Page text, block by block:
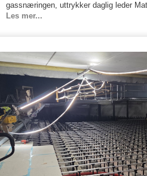
gassnæringen, uttrykker daglig leder
Les mer...